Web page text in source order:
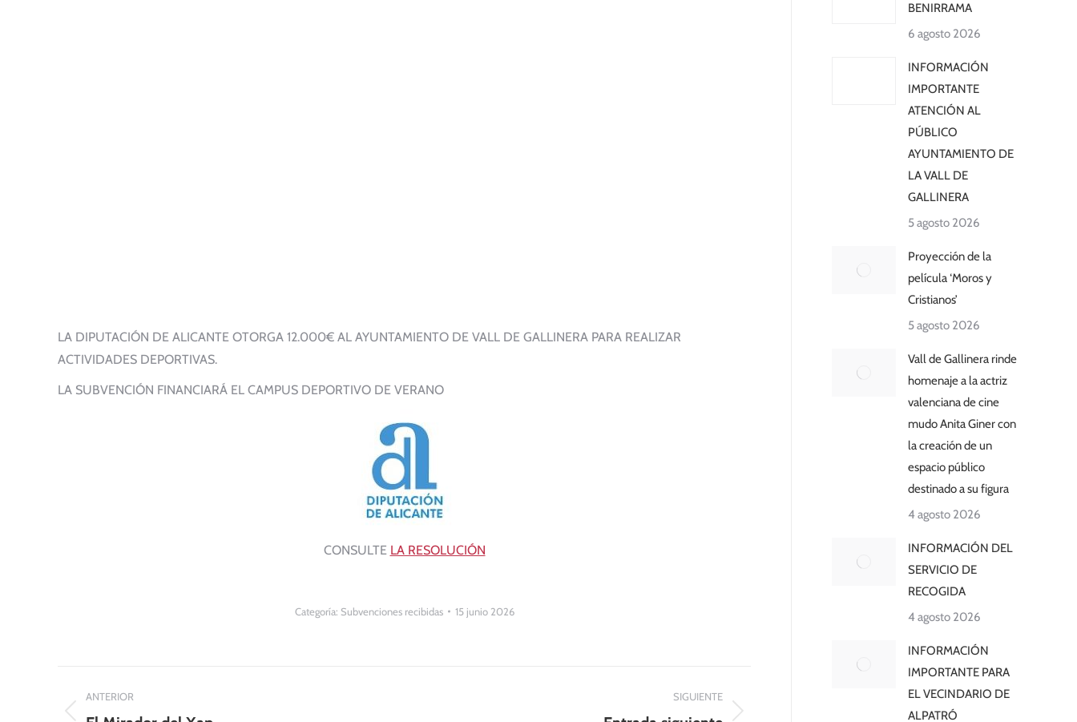
LA DIPUTACIÓN DE ALICANTE OTORGA 12.000€ AL AYUNTAMIENTO DE VALL DE GALLINERA PARA REALIZAR
ACTIVIDADES DEPORTIVAS.
LA SUBVENCIÓN FINANCIARÁ EL CAMPUS DEPORTIVO DE VERANO
CONSULTE LA RESOLUCIÓN
Categoría: Subvenciones recibidas 15 junio 2026
ANTERIOR SIGUIENTE
BENIRRAMA
6 agosto 2026
INFORMACIÓN
IMPORTANTE
ATENCIÓN AL
PÚBLICO
AYUNTAMIENTO DE
LA VALL DE
GALLINERA
5 agosto 2026
Proyección de la
película ‘Moros y
Cristianos’
5 agosto 2026
Vall de Gallinera rinde
homenaje a la actriz
valenciana de cine
mudo Anita Giner con
la creación de un
espacio público
destinado a su figura
4 agosto 2026
INFORMACIÓN DEL
SERVICIO DE
RECOGIDA
4 agosto 2026
INFORMACIÓN
IMPORTANTE PARA
EL VECINDARIO DE
ALPATRÓ